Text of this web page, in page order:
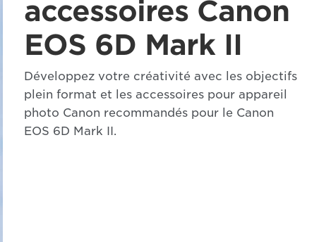
accessoires Canon
EOS 6D Mark II
Développez votre créativité avec les objectifs
plein format et les accessoires pour appareil
photo Canon recommandés pour le Canon
EOS 6D Mark II.